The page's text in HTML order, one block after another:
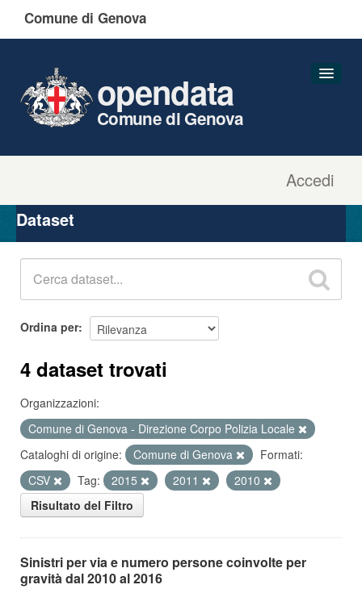
Comune di Genova
Accedi
opendata
Comune di Genova
Organizzazioni
Gruppi
Dataset
Ordina per
4 dataset trovati
Organizzazioni:
Comune di Genova - Direzione Corpo Polizia Locale
Cataloghi di origine:
Comune di Genova
Formati:
CSV
Tag: 2015 2011
2010
Risultato del Filtro
Sinistri per via e numero persone coinvolte per
gravità dal 2010 al 2016